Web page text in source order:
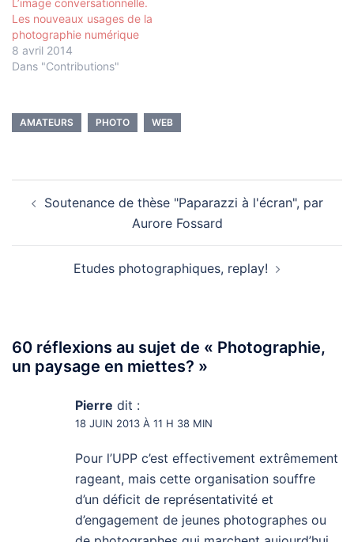
Les nouveaux usages de la
photographie numérique
8 avril 2014
Dans "Contributions"
AMATEURS PHOTO WEB
d’article
Soutenance de thèse "Paparazzi à l'écran", par
Aurore Fossard
Etudes photographiques, replay!
60 réflexions au sujet de « Photographie,
un paysage en miettes? »
Pierre dit :
18 JUIN 2013 À 11 H 38 MIN
Pour l’UPP c’est effectivement extrêmement
rageant, mais cette organisation souffre
d’un déficit de représentativité et
d’engagement de jeunes photographes ou